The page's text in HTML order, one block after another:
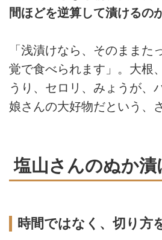
間ほどを逆算して漬けるの
「浅漬けなら、そのままた
覚で食べられます」。大根
うり、セロリ、みょうが、
娘さんの大好物だという、
塩山さんのぬか漬
時間ではなく、切り方